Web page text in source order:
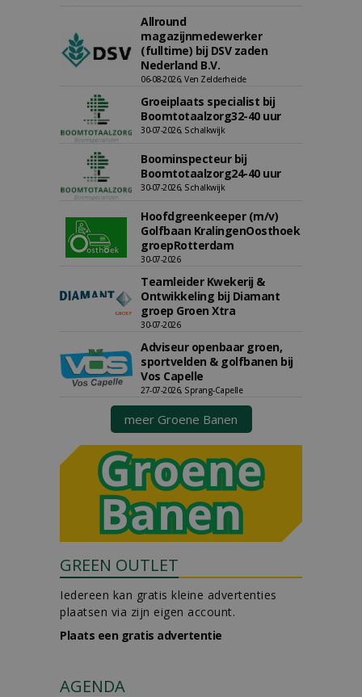
Allround
magazijnmedewerker
(fulltime) bij DSV zaden
Nederland B.V.
06-08-2026, Ven Zelderheide
Groeiplaats specialist bij
Boomtotaalzorg32-40 uur
30-07-2026, Schalkwijk
Boominspecteur bij
Boomtotaalzorg24-40 uur
30-07-2026, Schalkwijk
Hoofdgreenkeeper (m/v)
Golfbaan KralingenOosthoek
groepRotterdam
30-07-2026
Teamleider Kwekerij &
Ontwikkeling bij Diamant
groep Groen Xtra
30-07-2026
Adviseur openbaar groen,
sportvelden & golfbanen bij
Vos Capelle
27-07-2026, Sprang-Capelle
meer Groene Banen
GREEN OUTLET
Iedereen kan gratis kleine advertenties
plaatsen via zijn eigen account.
Plaats een gratis advertentie
AGENDA